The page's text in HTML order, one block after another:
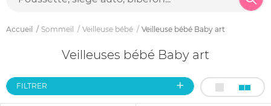
Accueil Sommeil Veilleuse bébé Veilleuse bébé Baby art
Veilleuses bébé Baby art
FILTRER